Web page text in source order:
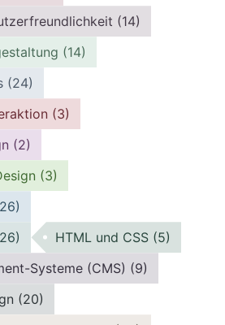
(14)
(14)
(24)
(3)
(2)
(3)
HTML und CSS (5)
Systeme (CMS) (9)
(20)